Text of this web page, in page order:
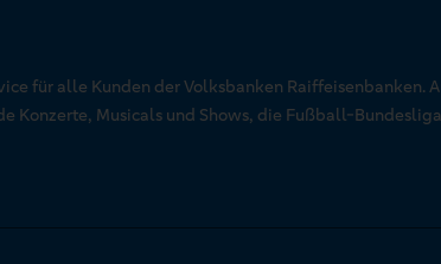
für alle Kunden der Volksbanken Raiffeisenbanken.
Konzerte, Musicals und Shows, die Fußball-